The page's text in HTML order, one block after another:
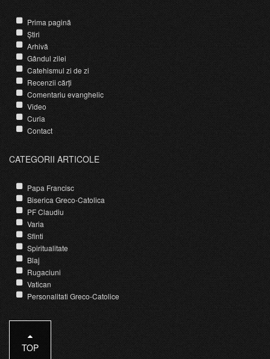
Prima pagină
Știri
Arhivă
Gândul zilei
Catehismul zi de zi
Recenzii cărți
Comentariu evanghelic
Video
Curia
Contact
CATEGORII ARTICOLE
Papa Francisc
Biserica Greco-Catolica
PF Claudiu
Varia
Sfinti
Spiritualitate
Blaj
Rugaciuni
Vatican
Personalitati Greco-Catolice
TOP